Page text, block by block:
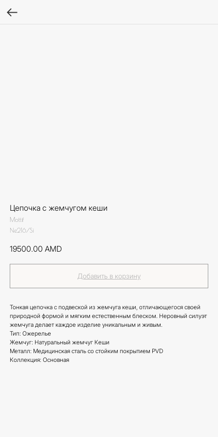
Цепочка с жемчугом кеши
Mottif
Ne216/Si
19500.00 AMD
Добавить в корзину
Тонкая цепочка с подвеской из жемчуга кеши, отличающегося своей
природной формой и мягким естественным блеском. Неровный силуэт
жемчуга делает каждое изделие уникальным и живым.
Тип: Ожерелье
Жемчуг: Натуральный жемчуг Кеши
Металл: Медицинская сталь со стойким покрытием PVD
Коллекция: Основная